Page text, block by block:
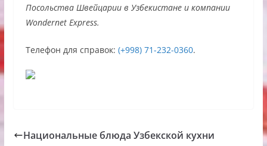
Посольства Швейцарии в Узбекистане и компании
Wondernet Express.
Телефон для справок: (+998) 71-232-0360.
Национальные блюда Узбекской кухни